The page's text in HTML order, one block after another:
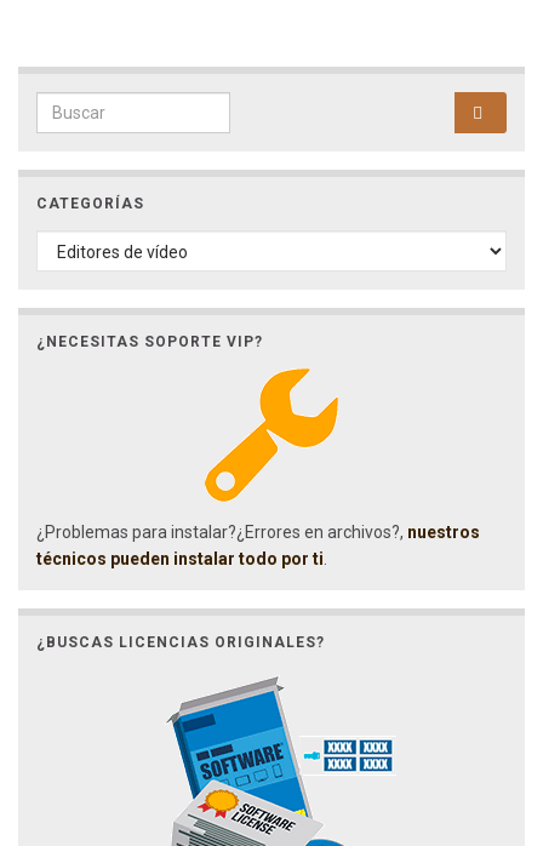
Search for:
CATEGORÍAS
CATEGORÍAS
¿NECESITAS SOPORTE VIP?
¿Problemas para instalar?¿Errores en archivos?, nuestros
técnicos pueden instalar todo por ti
¿BUSCAS LICENCIAS ORIGINALES?